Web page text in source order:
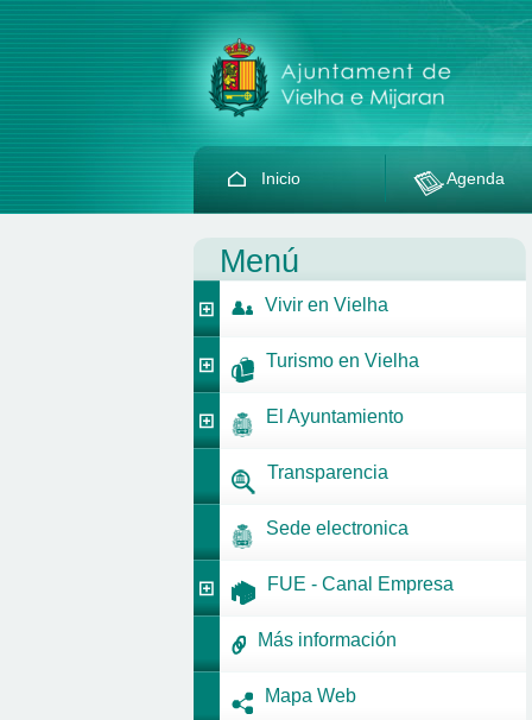
Inicio Agenda
Menú
Vivir en Vielha
Turismo en Vielha
El Ayuntamiento
Transparencia
Sede electronica
FUE - Canal Empresa
Más información
Mapa Web